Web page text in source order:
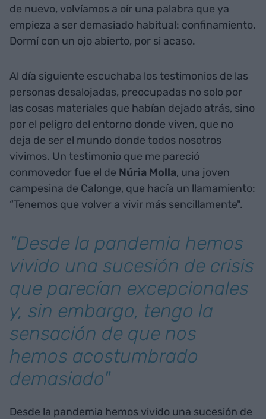
de nuevo, volvíamos a oír una palabra que ya
empieza a ser demasiado habitual: confinamiento.
Dormí con un ojo abierto, por si acaso.
Al día siguiente escuchaba los testimonios de las
personas desalojadas, preocupadas no solo por
las cosas materiales que habían dejado atrás, sino
por el peligro del entorno donde viven, que no
deja de ser el mundo donde todos nosotros
vivimos. Un testimonio que me pareció
conmovedor fue el de Núria Molla, una joven
campesina de Calonge, que hacía un llamamiento:
“Tenemos que volver a vivir más sencillamente".
"Desde la pandemia hemos
vivido una sucesión de crisis
que parecían excepcionales
y, sin embargo, tengo la
sensación de que nos
hemos acostumbrado
demasiado"
Desde la pandemia hemos vivido una sucesión de